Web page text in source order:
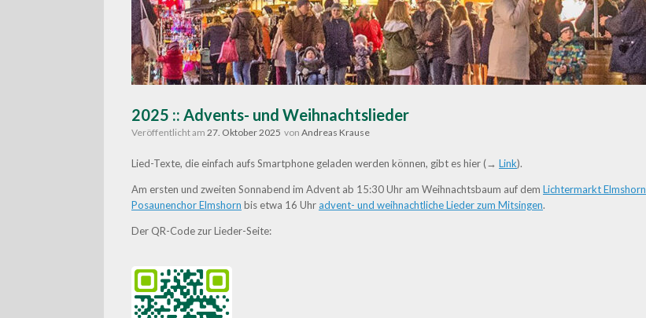
2025 :: Advents- und Weihnachtslieder
Veröffentlicht am 27. Oktober 2025 von Andreas Krause
Lied-Texte, die einfach aufs Smartphone geladen werden können, gibt es hier (→ Link).
Am ersten und zweiten Sonnabend im Advent ab 15:30 Uhr am Weihnachtsbaum auf dem Lichtermarkt Elmshorn
Posaunenchor Elmshorn bis etwa 16 Uhradvent- und weihnachtliche Lieder zum Mitsingen.
Der QR-Code zur Lieder-Seite: